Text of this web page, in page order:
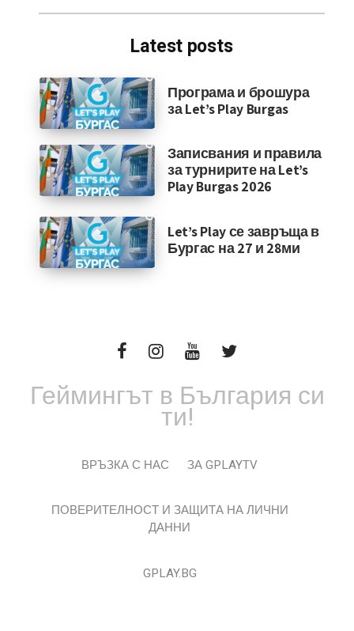
Latest posts
Програма и брошура
за Let’s Play Burgas
Записвания и правила
за турнирите на Let’s
Play Burgas 2026
Let’s Play се завръща в
Бургас на 27 и 28ми
Геймингът в България си
ти!
ВРЪЗКА С НАС ЗА GPLAYTV
ПОВЕРИТЕЛНОСТ И ЗАЩИТА НА ЛИЧНИ
ДАННИ
GPLAY.BG